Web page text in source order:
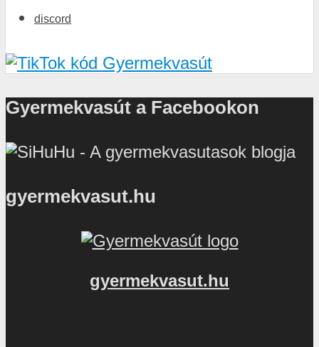
discord
Gyermekvasút a Facebookon
gyermekvasut.hu
gyermekvasut.hu